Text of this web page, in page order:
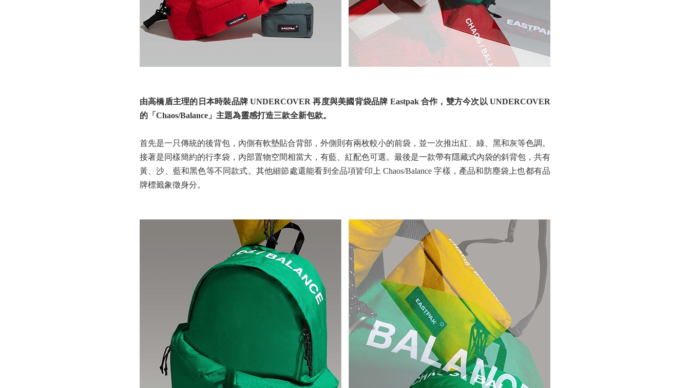
由高橋盾主理的日本時裝品牌 UNDERCOVER 再度與美國背袋品牌 Eastpak 合作，雙方今次以 UNDERCOVER
的「Chaos/Balance」主題為靈感打造三款全新包款。
首先是一只傳統的後背包，內側有軟墊貼合背部，外側則有兩枚較小的前袋，並一次推出紅、綠、黑和灰等色調。
接著是同樣簡約的行李袋，內部置物空間相當大，有藍、紅配色可選。最後是一款帶有隱藏式內袋的斜背包，共有
黃、沙、藍和黑色等不同款式。其他細節處還能看到全品項皆印上 Chaos/Balance 字樣，產品和防塵袋上也都有品
牌標籤象徵身分。